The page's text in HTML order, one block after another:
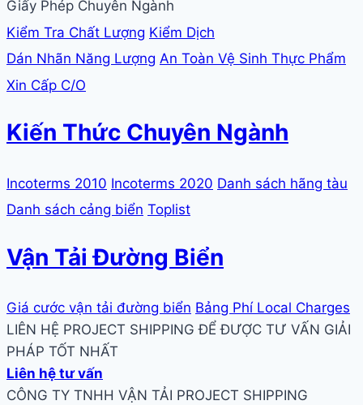
Giấy Phép Chuyên Ngành
Kiểm Tra Chất Lượng Kiểm Dịch
Dán Nhãn Năng Lượng An Toàn Vệ Sinh Thực Phẩm
Xin Cấp C/O
Kiến Thức Chuyên Ngành
Incoterms 2010 Incoterms 2020 Danh sách hãng tàu
Danh sách cảng biển Toplist
Vận Tải Đường Biển
Giá cước vận tải đường biển Bảng Phí Local Charges
LIÊN HỆ PROJECT SHIPPING ĐỂ ĐƯỢC TƯ VẤN GIẢI
PHÁP TỐT NHẤT
Liên hệ tư vấn
CÔNG TY TNHH VẬN TẢI PROJECT SHIPPING